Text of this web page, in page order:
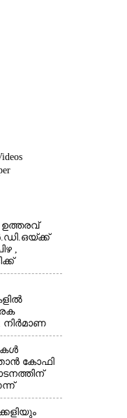
ഉത്തരവ്
,​
കോഫി
കോടിയുടെ
അത്'